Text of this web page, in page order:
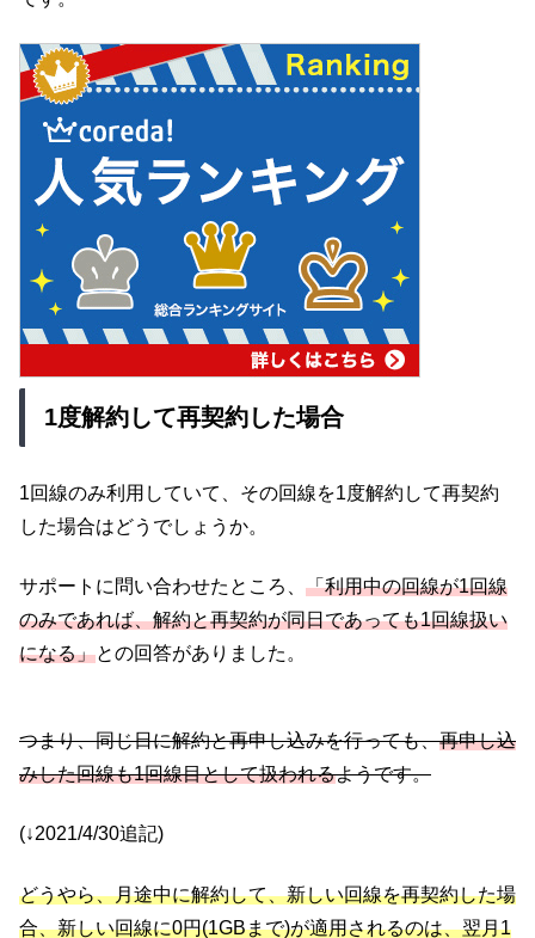
1度解約して再契約した場合
1回線のみ利用していて、その回線を1度解約して再契約
した場合はどうでしょうか。
サポートに問い合わせたところ、 「利用中の回線が1回線
のみであれば、解約と再契約が同日であっても1回線扱い
になる」との回答がありました。
つまり、同じ日に解約と再申し込みを行っても、再申し込
みした回線も1回線目として扱われるようです。
(↓2021/4/30追記)
どうやら、月途中に解約して、新しい回線を再契約した場
合、新しい回線に0円(1GBまで)が適用されるのは、翌月1